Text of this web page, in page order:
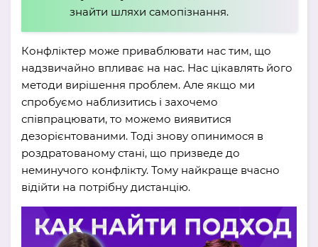
знайти шляхи самопізнання.
Конфліктер може приваблювати нас тим, що
надзвичайно впливає на нас. Нас цікавлять його
методи вирішення проблем. Але якщо ми
спробуємо наблизитись і захочемо
співпрацювати, то можемо виявитися
дезорієнтованими. Тоді знову опинимося в
роздратованому стані, що призведе до
неминучого конфлікту. Тому найкраще вчасно
відійти на потрібну дистанцію.